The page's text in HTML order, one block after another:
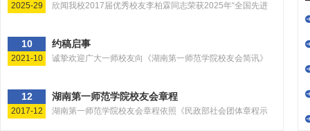
2025-29
欣闻我校2017届优秀校友李柏霖同志荣获2025年“全国先进
10
2021-10
约稿启事
诚挚欢迎广大一师校友向《湖南第一师范学院校友会简讯》
12
2017-12
湖南第一师范学院校友会章程
湖南第一师范学院校友会章程依照《民政部社会团体章程示